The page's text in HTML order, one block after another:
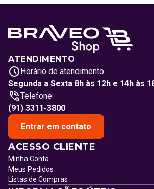
ATENDIMENTO
Horário de atendimento
Segunda a Sexta 8h às 12h e 14h às
Telefone
(91) 3311-3800
Entrar em contato
ACESSO CLIENTE
Minha Conta
Meus Pedidos
Listas de Compras